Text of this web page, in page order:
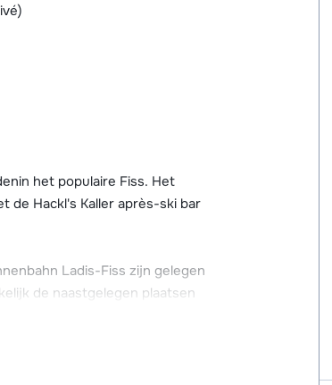
het populaire Fiss. Het
de Hackl's Kaller après-ski bar
Ladis-Fiss zijn gelegen
de naastgelegen plaatsen
vind je het zeer uitgebreide